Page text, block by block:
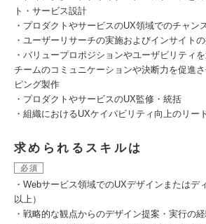
ト・サービス設計
・プロダクトやサービスのUX領域でのチャン
・ユーザーリサーチの実施およびインサイト
・バリュープロポジションやユーザビリティ
チームのコミュニケーションや決断力を促進
ピング製作
・プロダクトやサービスのUX監修・統括
・組織におけるUXケイパビリティ向上のリー
求められるスキルは
必須
・Webサービス領域でのUXデザインまたはデ
以上）
・戦略的な観点からのデザイン提案・実行の